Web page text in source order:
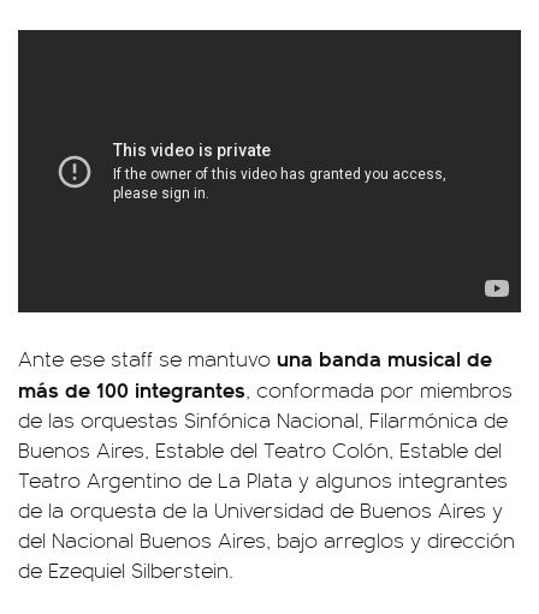
Ante ese staff se mantuvo una banda musical de
más de 100 integrantes, conformada por miembros
de las orquestas Sinfónica Nacional, Filarmónica de
Buenos Aires, Estable del Teatro Colón, Estable del
Teatro Argentino de La Plata y algunos integrantes
de la orquesta de la Universidad de Buenos Aires y
del Nacional Buenos Aires, bajo arreglos y dirección
de Ezequiel Silberstein.